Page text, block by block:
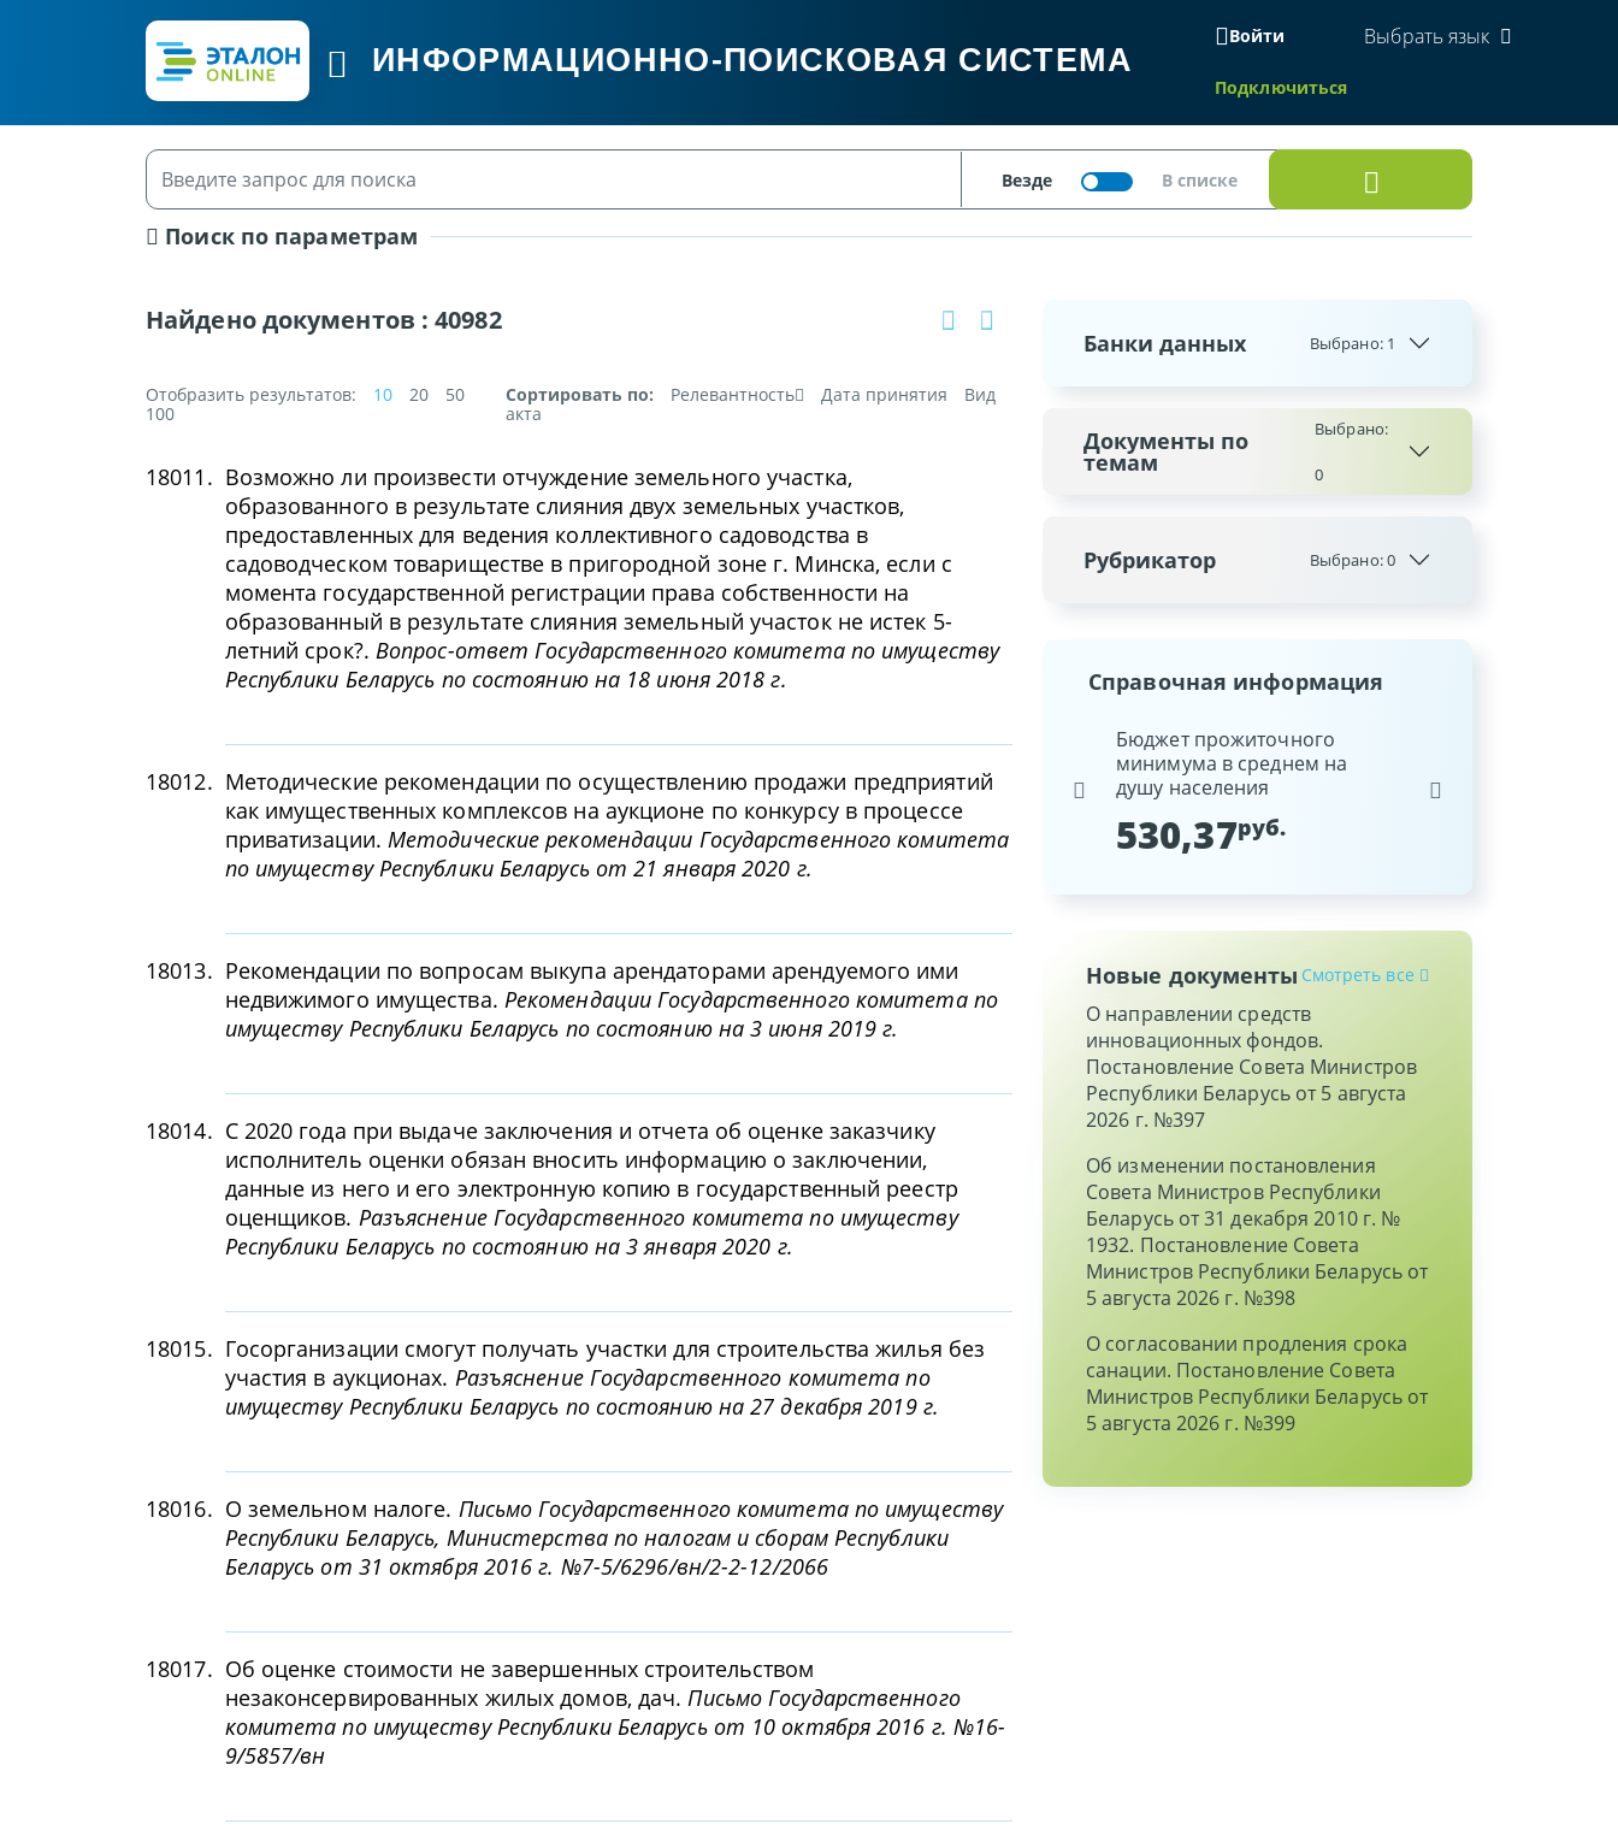
ИНФОРМАЦИОННО-ПОИСКОВАЯ СИСТЕМА
Войти
Подключиться
Выбрать язык
Поиск по параметрам
Найдено документов :40982
Отобразить результатов: 10 20
50
100
Сортировать по: Релевантность Дата принятия
Вид
акта
18011. Возможно ли произвести отчуждение земельного участка,
образованного в результате слияния двух земельных участков,
предоставленных для ведения коллективного садоводства в
садоводческом товариществе в пригородной зоне г. Минска, если с
момента государственной регистрации права собственности на
образованный в результате слияния земельный участок не истек 5-
летний срок?. Вопрос-ответ Государственного комитета по имуществу
Республики Беларусь по состоянию на 18 июня 2018 г.
18012. Методические рекомендации по осуществлению продажи предприятий
как имущественных комплексов на аукционе по конкурсу в процессе
приватизации. Методические рекомендации Государственного комитета
по имуществу Республики Беларусь от 21 января 2020 г.
18013. Рекомендации по вопросам выкупа арендаторами арендуемого ими
недвижимого имущества. Рекомендации Государственного комитета по
имуществу Республики Беларусь по состоянию на 3 июня 2019 г.
18014. С 2020 года при выдаче заключения и отчета об оценке заказчику
исполнитель оценки обязан вносить информацию о заключении,
данные из него и его электронную копию в государственный реестр
оценщиков. Разъяснение Государственного комитета по имуществу
Республики Беларусь по состоянию на 3 января 2020 г.
18015. Госорганизации смогут получать участки для строительства жилья без
участия в аукционах. Разъяснение Государственного комитета по
имуществу Республики Беларусь по состоянию на 27 декабря 2019 г.
18016. О земельном налоге. Письмо Государственного комитета по имуществу
Республики Беларусь, Министерства по налогам и сборам Республики
Беларусь от 31 октября 2016 г. №7-5/6296/вн/2-2-12/2066
18017. Об оценке стоимости не завершенных строительством
незаконсервированных жилых домов, дач.Письмо Государственного
комитета по имуществу Республики Беларусь от 10 октября 2016 г. №16-
9/5857/вн
Банки данных Выбрано: 1
Документы по
темам
Выбрано:
0
Рубрикатор Выбрано:0
Справочная информация
Базовая арендная величина
20,03руб.
Бюджет прожиточного
минимума в среднем на
душу населения
530,37руб.
Республики Беларусь
Новые документы Смотреть все
О направлении средств
инновационных фондов.
Постановление Совета Министров
Республики Беларусь от 5 августа
2026 г. №397
Об изменении постановления
Совета Министров Республики
Беларусь от 31 декабря 2010 г. №
1932. Постановление Совета
Министров Республики Беларусь от
5 августа 2026 г. №398
О согласовании продления срока
санации. Постановление Совета
Министров Республики Беларусь от
5 августа 2026 г. №399